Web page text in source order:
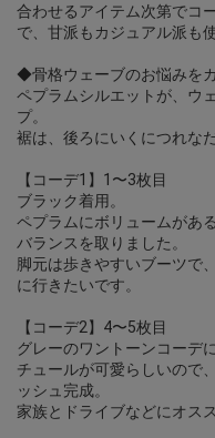
合わせるアイテム次第でコ
で、甘派もカジュアル派も
◆骨格ウェーブのお悩みを
ペプラムシルエットが、ウ
プ。
裾は、後ろにいくにつれな
【コーデ1】1〜3枚目
ブラック着用。
ペプラムにボリュームがあ
バランスを取りました。
脚元は歩きやすいブーツで
に行きたいです。
【コーデ2】4〜5枚目
グレーのワントーンコーデ
チュールが可愛らしいので
ッシュ完成。
家族とドライブなどにオス